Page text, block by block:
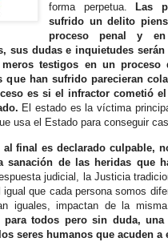
forma perpetua.
Las
sufrido un delito
proceso penal y
sus dudas e inquietudes
testigos en un proceso
han sufrido parecieran
es si el infractor cometió
El estado es la víctima
usa el Estado para conseguir
final es declarado culpable,
de las heridas que
judicial, la Justicia
que cada persona somos
iguales, impactan de la
todos pero sin duda,
seres humanos que acuden a